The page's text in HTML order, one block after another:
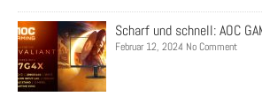
Scharf und schnell: AOC
Februar 12, 2024 No Comment